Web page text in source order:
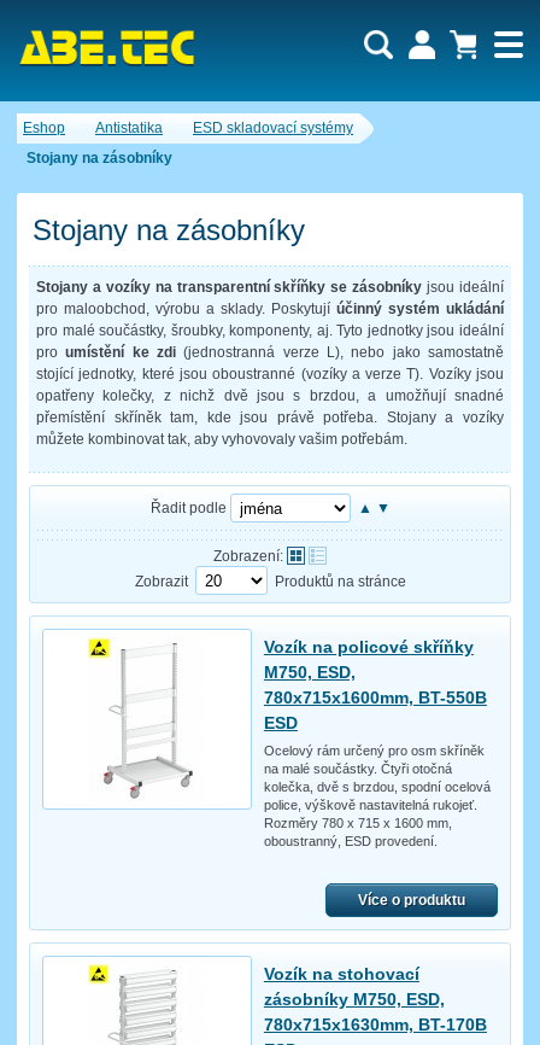
Eshop Antistatika
ESD skladovací systémy
Stojany na zásobníky
Stojany na zásobníky
Stojany a vozíky na transparentní skříňky se zásobníky jsou ideální
pro maloobchod, výrobu a sklady. Poskytují účinný systém ukládání
pro malé součástky, šroubky, komponenty, aj. Tyto jednotky jsou ideální
proumístění ke zdi (jednostranná verze L), nebo jako samostatně
stojící jednotky, které jsou oboustranné (vozíky a verze T). Vozíky jsou
opatřeny kolečky, z nichž dvě jsou s brzdou, a umožňují snadné
přemístění skříněk tam, kde jsou právě potřeba. Stojany a vozíky
můžete kombinovat tak, aby vyhovovaly vašim potřebám.
Řadit podle ▲ ▼
Zobrazení:
Zobrazit
Produktů na stránce
Vozík na policové skříňky
M750, ESD,
780x715x1600mm, BT-550B
ESD
Ocelový rám určený pro osm skříněk
na malé součástky. Čtyři otočná
kolečka, dvě s brzdou, spodní ocelová
police, výškově nastavitelná rukojeť.
Rozměry 780 x 715 x 1600 mm,
oboustranný, ESD provedení.
Více o produktu
Vozík na stohovací
zásobníky M750, ESD,
780x715x1630mm, BT-170B
Nákupní košík je momentálně prázdný.
Počet produktů:0
Uživatel:
Zapomenuté heslo Nová registrace